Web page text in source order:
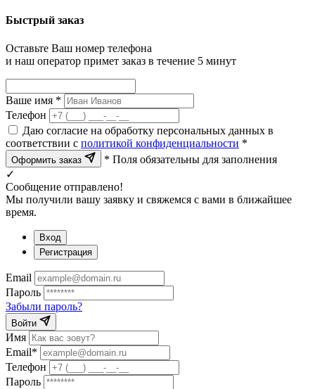
Быстрый заказ
Оставьте Ваш номер телефона
и наш оператор примет заказ в течение 5 минут
Ваше имя *
Телефон
Даю согласие на обработку персональных данных в
соответствии с политикой конфиденциальности *
Оформить заказ
* Поля обязательны для заполнения
✓
Сообщение отправлено!
Мы получили вашу заявку и свяжемся с вами в ближайшее
время.
Вход
Регистрация
Email
Пароль
Забыли пароль?
Войти
Имя
Email*
Телефон
Пароль